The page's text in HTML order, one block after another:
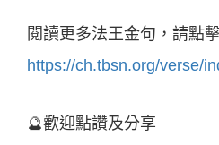
閱讀更多法王金句，請點擊
https://ch.tbsn.org/verse/
🔮歡迎點讚及分享